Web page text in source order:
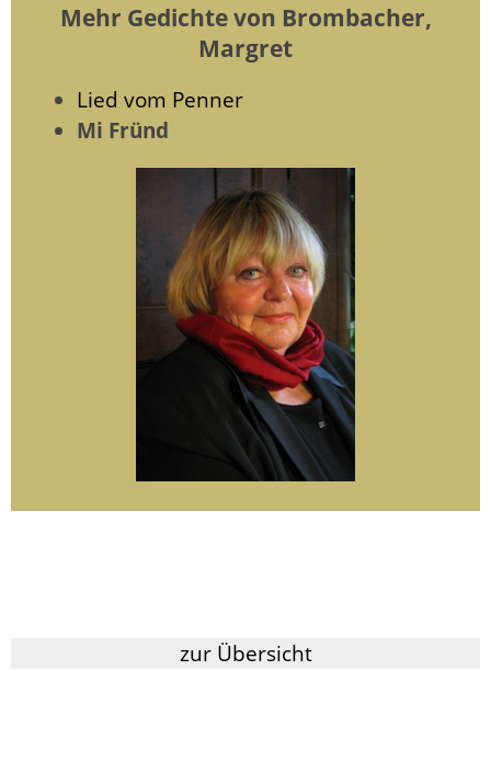
Mehr Gedichte von Brombacher,
Margret
Lied vom Penner
Mi Fründ
zur Übersicht